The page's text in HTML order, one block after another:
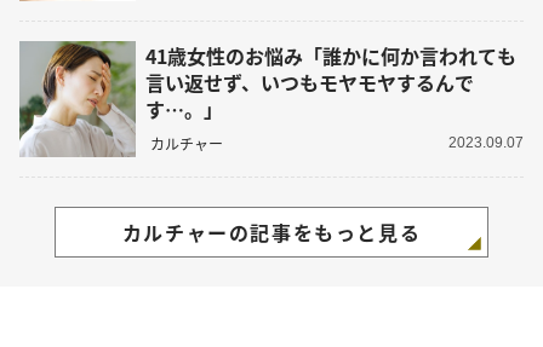
41歳女性のお悩み「誰かに何か言われても
言い返せず、いつもモヤモヤするんで
す…。」
カルチャー 2023.09.07
カルチャーの記事をもっと見る